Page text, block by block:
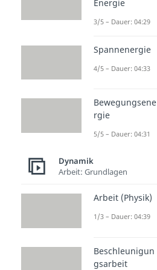
Energie
3/5 – Dauer: 04:29
Spannenergie
4/5 – Dauer: 04:33
Bewegungsene
rgie
5/5 – Dauer: 04:31
Dynamik
Arbeit: Grundlagen
Arbeit (Physik)
1/3 – Dauer: 04:39
Beschleunigun
gsarbeit